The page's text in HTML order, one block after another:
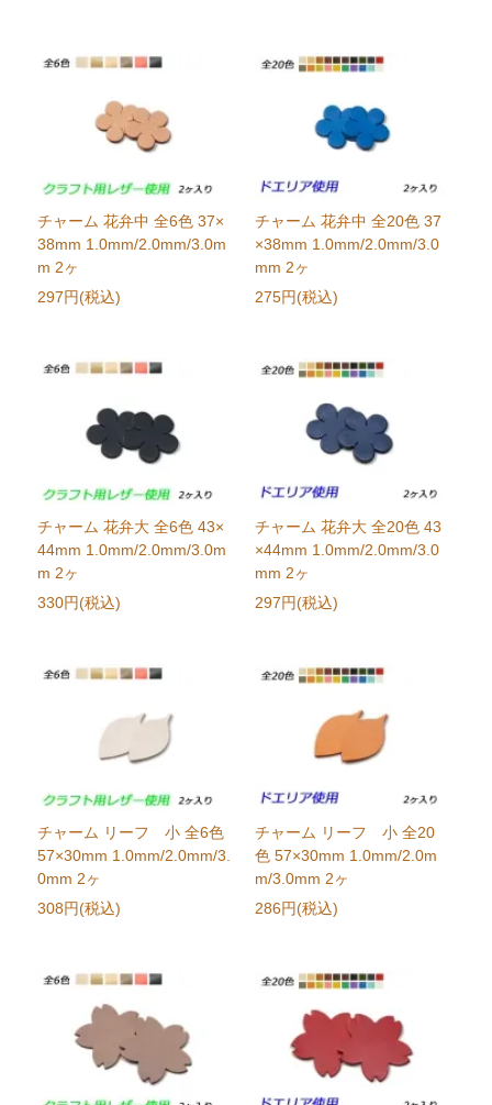
チャーム 花弁中 全6色 37×
38mm 1.0mm/2.0mm/3.0m
m 2ヶ
297円(税込)
チャーム 花弁中 全20色 37
×38mm 1.0mm/2.0mm/3.0
mm 2ヶ
275円(税込)
チャーム 花弁大 全6色 43×
44mm 1.0mm/2.0mm/3.0m
m 2ヶ
330円(税込)
チャーム 花弁大 全20色 43
×44mm 1.0mm/2.0mm/3.0
mm 2ヶ
297円(税込)
チャーム リーフ 小 全6色
57×30mm 1.0mm/2.0mm/3.
0mm 2ヶ
308円(税込)
チャーム リーフ 小 全20
色 57×30mm 1.0mm/2.0m
m/3.0mm 2ヶ
286円(税込)